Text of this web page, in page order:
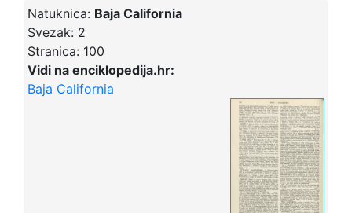
Natuknica: Baja California
Svezak: 2
Stranica: 100
Vidi na enciklopedija.hr:
Baja California